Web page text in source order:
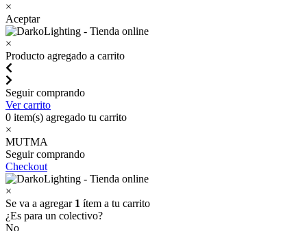
×
Aceptar
×
Producto agregado a carrito
Seguir comprando
Ver carrito
0 item(s) agregado tu carrito
×
MUTMA
Seguir comprando
Checkout
×
Se va a agregar 1 ítem a tu carrito
¿Es para un colectivo?
No